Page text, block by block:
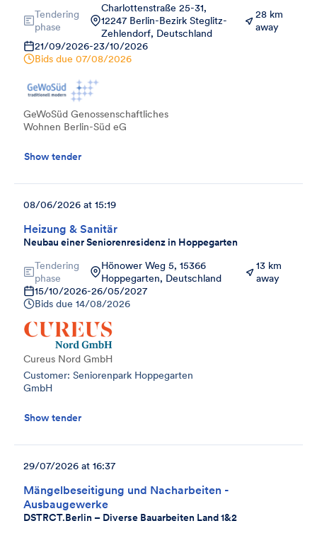
Tendering
phase
Charlottenstraße 25-31,
12247 Berlin-Bezirk Steglitz-
Zehlendorf, Deutschland
28 km
away
21/09/2026-23/10/2026
Bids due 07/08/2026
GeWoSüd Genossenschaftliches
Wohnen Berlin-Süd eG
Show tender
Heizung & Sanitär
Neubau einer Seniorenresidenz in Hoppegarten
08/06/2026 at 15:19
Tendering
phase
Hönower Weg 5, 15366
Hoppegarten, Deutschland
13 km
away
15/10/2026-26/05/2027
Bids due 14/08/2026
Cureus Nord GmbH
Customer: Seniorenpark Hoppegarten
GmbH
Show tender
Mängelbeseitigung und Nacharbeiten -
Ausbaugewerke
DSTRCT.Berlin – Diverse Bauarbeiten Land 1&2
29/07/2026 at 16:37